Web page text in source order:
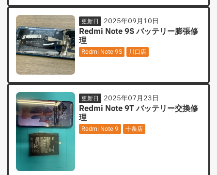
更新日 2025年09月10日
Redmi Note 9S バッテリー膨張修
理
Redmi Note 9S 川口店
更新日 2025年07月23日
Redmi Note 9T バッテリー交換修
理
Redmi Note 9 十条店